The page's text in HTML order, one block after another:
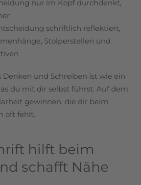
nur im Kopf durchdenkt,
schriftlich reflektiert,
Stolperstellen und
Denken und Schreiben ist wie ein
du mit dir selbst führst. Auf dem
gewinnen, die dir beim
oft fehlt.
hilft beim
schafft Nähe